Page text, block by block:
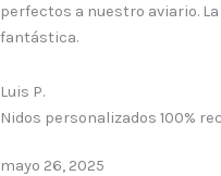
perfectos a nuestro aviario.
fantástica.
Luis P.
Nidos personalizados 100%
mayo 26, 2025